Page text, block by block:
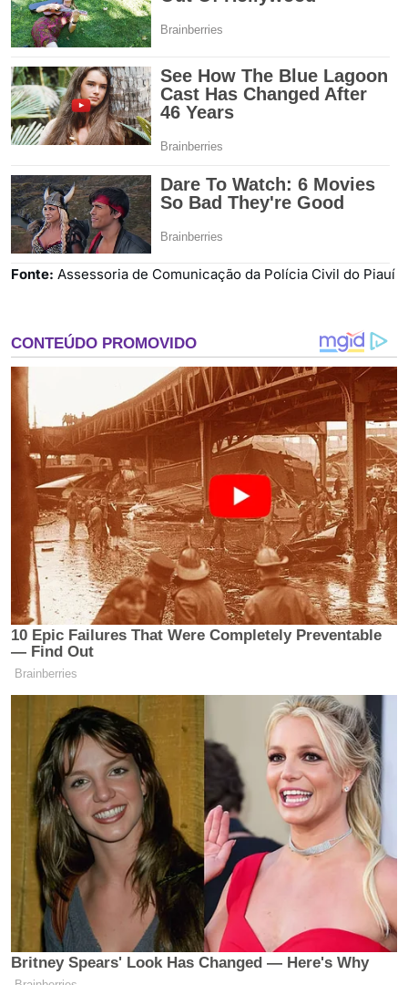
Fonte: Assessoria de Comunicação da Polícia Civil do Piauí